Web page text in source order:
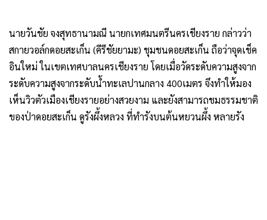
นายวันชัย จงสุทธานามณี นายกเทศมนตรีนครเชียงราย กล่าวว่า
สกายวอล์กดอยสะเก็น (คีรีชัยยามะ) ชุมชนดอยสะเก็น ถือว่าจุดเช็ค
อินใหม่ ในเขตเทศบาลนครเชียงราย โดยเมื่อวัดระดับความสูงจาก
ระดับความสูงจากระดับน้ำทะเลปานกลาง 400เมตร จึงทำให้มอง
เห็นวิวตัวเมืองเชียงรายอย่างสวยงาม และยังสามารถชมธรรมชาติ
ของป่าดอยสะเก็น ดูรังผึ้งหลวง ที่ทำรังบนต้นหยวนผึ้ง หลายรัง